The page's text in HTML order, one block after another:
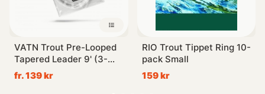
personlig service.
och-tafsmaterial!
VATN Trout Pre-Looped
Tapered Leader 9' (3-
pack) - 4X 0,18mm
fr. 139 kr
RIO Trout Tippet Ring 10-
pack Small
159 kr